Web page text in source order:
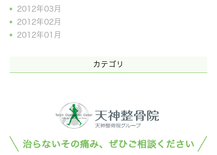
2012年03月
2012年02月
2012年01月
カテゴリ